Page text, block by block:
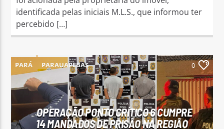
identificada pelas iniciais M.L.S., que informou ter
percebido […]
PARÁ PARAUAPEBAS 0
OPERAÇÃO PONTO CRÍTICO 6 CUMPRE
14 MANDADOS DE PRISÃO NA REGIÃO